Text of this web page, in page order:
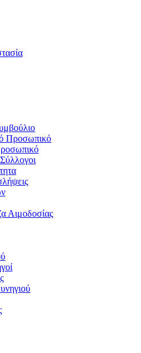
Προσωπικό
Αιμοδοσίας